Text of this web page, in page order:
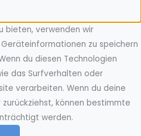
bieten, verwenden wir
zu speichern
du diesen Technologien
das Surfverhalten oder
verarbeiten. Wenn du deine
können bestimmte
werden.